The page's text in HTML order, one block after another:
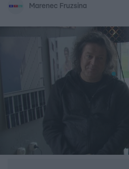
Marenec Fruzsina